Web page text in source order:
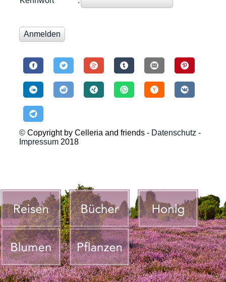
© Copyright by Celleria and friends - Datenschutz -
Impressum 2018